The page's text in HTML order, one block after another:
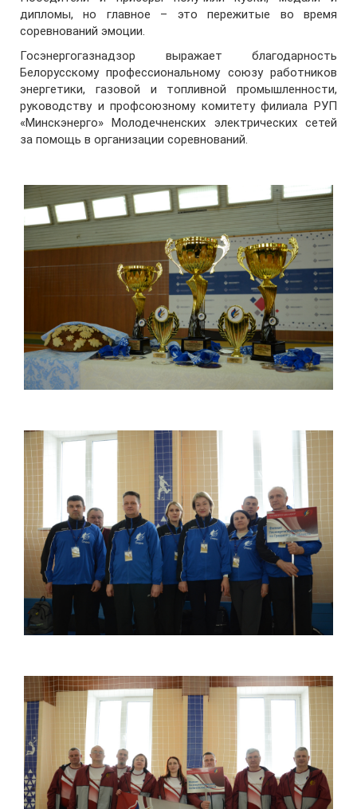
дипломы, но главное – это пережитые во время
соревнований эмоции.
Госэнергогазнадзор выражает благодарность
Белорусскому профессиональному союзу работников
энергетики, газовой и топливной промышленности,
руководству и профсоюзному комитету филиала РУП
«Минскэнерго» Молодечненских электрических сетей
за помощь в организации соревнований.